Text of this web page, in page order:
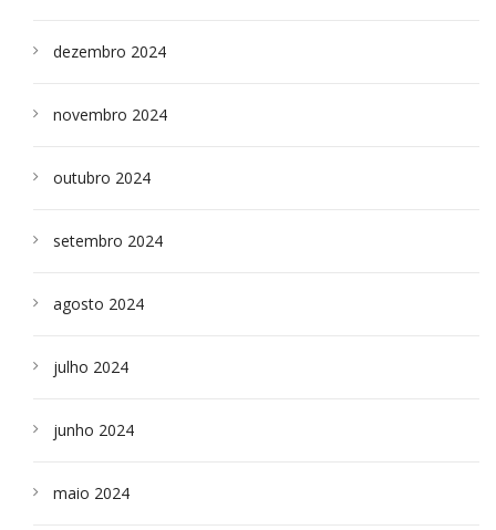
dezembro 2024
novembro 2024
outubro 2024
setembro 2024
agosto 2024
julho 2024
junho 2024
maio 2024